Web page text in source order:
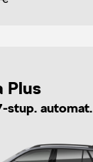
Plus
stup. automat.